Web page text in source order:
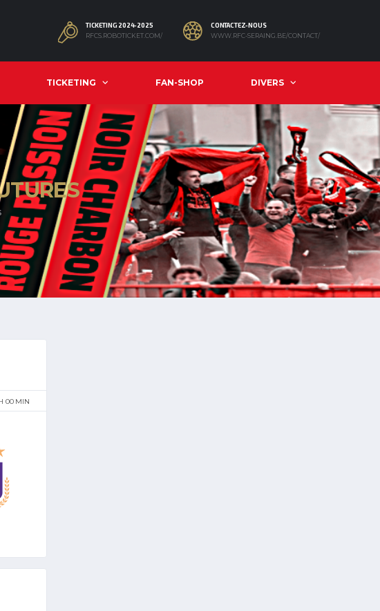
TICKETING 2024-2025
RFCS.ROBOTICKET.COM/
CONTACTEZ-NOUS
WWW.RFC-SERAING.BE/CONTACT/
TICKETING FAN-SHOP DIVERS
00 MIN